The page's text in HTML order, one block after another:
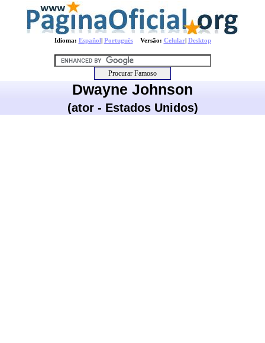
Idioma: Español| PortuguêsVersão: Celular| Desktop
Dwayne Johnson
(ator - Estados Unidos)